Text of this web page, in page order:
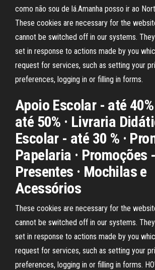
como não sou de lá.Amanha posso ir ao
These cookies are necessary for the
cannot be switched off in our systems.
set in response to actions made by you
request for services, such as setting your
preferences, logging in or filling in forms.
Apoio Escolar - até
até 50% · Livraria
Escolar - até 30 % ·
Papelaria · Promoções -
Presentes · Mochilas e
Acessórios
These cookies are necessary for the
cannot be switched off in our systems.
set in response to actions made by you
request for services, such as setting your
preferences, logging in or filling in forms.